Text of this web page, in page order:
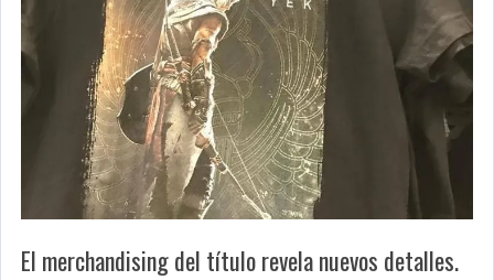
El merchandising del título revela nuevos detalles.